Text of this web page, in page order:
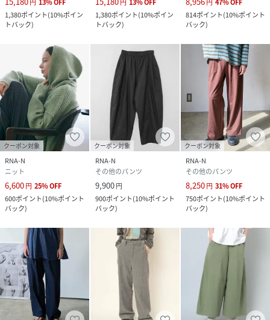
円 13%OFF
1,380ポイント(10%ポイン
トバック)
円 13%OFF
1,380ポイント(10%ポイン
トバック)
円 47%OFF
814ポイント(10%ポイント
バック)
クーポン対象
RNA-N
ニット
6,600円 25%OFF
600ポイント(10%ポイント
バック)
クーポン対象
RNA-N
その他のパンツ
9,900円
900ポイント(10%ポイント
バック)
クーポン対象
RNA-N
その他のパンツ
8,250円 31%OFF
750ポイント(10%ポイント
バック)